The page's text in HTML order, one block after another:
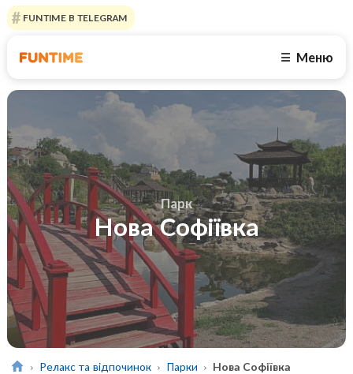
FUNTIME В TELEGRAM
☰ Меню
Парк
Нова Софіївка
Релакс та відпочинок Парки Нова Софіївка